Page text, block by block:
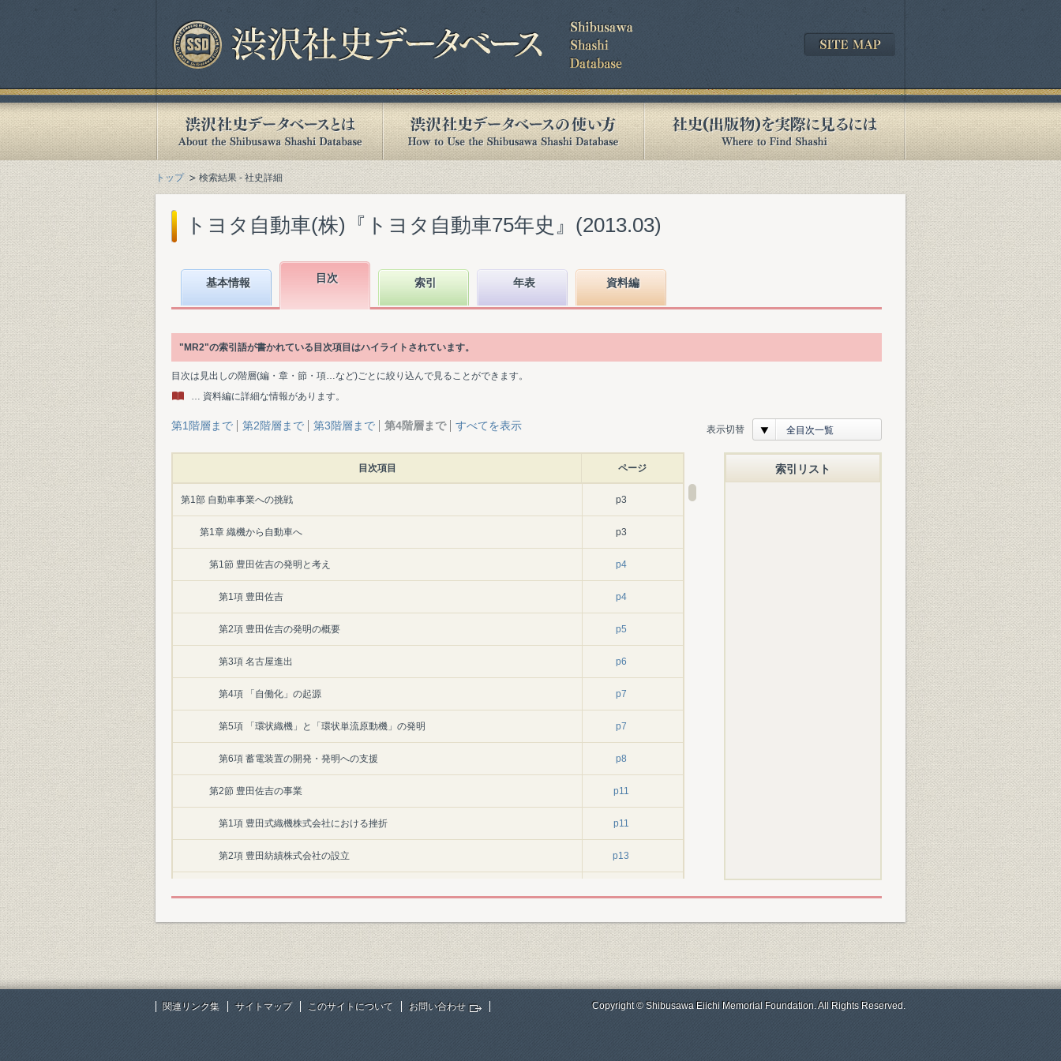
トップ 検索結果 - 社史詳細
トヨタ自動車(株)『トヨタ自動車75年史』(2013.03)
基本情報 目次 索引 年表 資料編
"MR2"の索引語が書かれている目次項目はハイライトされています。
目次は見出しの階層(編・章・節・項…など)ごとに絞り込んで見ることができます。
… 資料編に詳細な情報があります。
第1階層まで 第2階層まで 第3階層まで 第4階層まで すべてを表示 表示切替 全目次一覧
目次項目 ページ
第1部 自動車事業への挑戦 p3
第1章 織機から自動車へ p3
第1節 豊田佐吉の発明と考え p4
第1項 豊田佐吉 p4
第2項 豊田佐吉の発明の概要 p5
第3項 名古屋進出 p6
第4項 「自働化」の起源 p7
第5項 「環状織機」と「環状単流原動機」の発明 p7
第6項 蓄電装置の開発・発明への支援 p8
第2節 豊田佐吉の事業 p11
第1項 豊田式織機株式会社における挫折 p11
第2項 豊田紡績株式会社の設立 p13
第3節 豊田喜一郎の自動織機開発 p19
第1項 豊田喜一郎の豊田紡績入社 p19
第2項 自動織機の試作 p21
索引リスト
関連リンク集 サイトマップ このサイトについて お問い合わせ Copyright © Shibusawa Eiichi Memorial Foundation. All Rights Reserved.